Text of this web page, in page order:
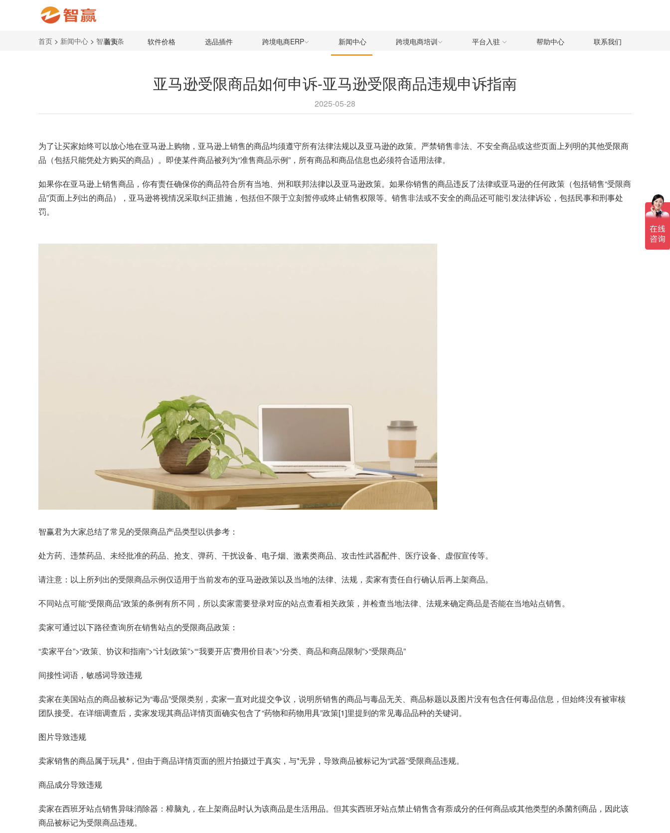
首页 软件价格 选品插件 跨境电商ERP 新闻中心 跨境电商培训 平台入驻 帮助中心 联系我们
首页 > 新闻中心 > 智赢头条
亚马逊受限商品如何申诉-亚马逊受限商品违规申诉指南
2025-05-28
为了让买家始终可以放心地在亚马逊上购物，亚马逊上销售的商品均须遵守所有法律法规以及亚马逊的政策。严禁销售非法、不安全商品或这些页面上列明的其他受限商
品（包括只能凭处方购买的商品）。即使某件商品被列为“准售商品示例”，所有商品和商品信息也必须符合适用法律。
如果你在亚马逊上销售商品，你有责任确保你的商品符合所有当地、州和联邦法律以及亚马逊政策。如果你销售的商品违反了法律或亚马逊的任何政策（包括销售“受限商
品”页面上列出的商品），亚马逊将视情况采取纠正措施，包括但不限于立刻暂停或终止销售权限等。销售非法或不安全的商品还可能引发法律诉讼，包括民事和刑事处
罚。
智赢君为大家总结了常见的受限商品产品类型以供参考：
处方药、违禁药品、未经批准的药品、抢支、弹药、干扰设备、电子烟、激素类商品、攻击性武器配件、医疗设备、虚假宣传等。
请注意：以上所列出的受限商品示例仅适用于当前发布的亚马逊政策以及当地的法律、法规，卖家有责任自行确认后再上架商品。
不同站点可能“受限商品”政策的条例有所不同，所以卖家需要登录对应的站点查看相关政策，并检查当地法律、法规来确定商品是否能在当地站点销售。
卖家可通过以下路径查询所在销售站点的受限商品政策：
“卖家平台”>“政策、协议和指南”>“计划政策”>“‘我要开店’费用价目表”>“分类、商品和商品限制”>“受限商品”
间接性词语，敏感词导致违规
卖家在美国站点的商品被标记为“毒品”受限类别，卖家一直对此提交争议，说明所销售的商品与毒品无关、商品标题以及图片没有包含任何毒品信息，但始终没有被审核
团队接受。在详细调查后，卖家发现其商品详情页面确实包含了“药物和药物用具”政策[1]里提到的常见毒品品种的关键词。
图片导致违规
卖家销售的商品属于玩具*，但由于商品详情页面的照片拍摄过于真实，与*无异，导致商品被标记为“武器”受限商品违规。
商品成分导致违规
卖家在西班牙站点销售异味消除器：樟脑丸，在上架商品时认为该商品是生活用品。但其实西班牙站点禁止销售含有萘成分的任何商品或其他类型的杀菌剂商品，因此该
商品被标记为受限商品违规。